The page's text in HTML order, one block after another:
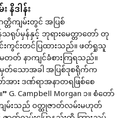
နိဒါန်း
ကျမ်းတွင် အပြစ်
မှန်နှင့် ဘုရားမေတ္တာတော် တု
င်းတင်ပြထားသည်။ ဖတ်ရှုသူ
တတ် နာကျင်ခံစားကြရသည်။
သောအခါ အပြစ်ဒုစရိုက်က
ား ဒဏ်ရာအနာတရဖြစ်စေ
Campbell Morgan ၁။ စံတော်
းသည် ဝတ္ထုဇာတ်လမ်းမဟုတ်